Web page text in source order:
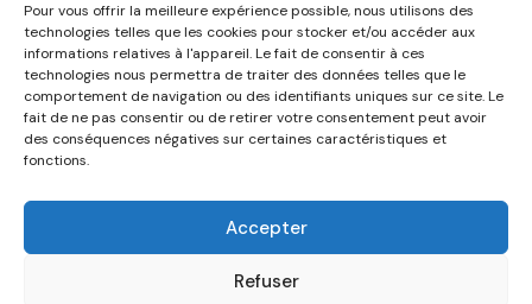
Pour vous offrir la meilleure expérience possible, nous utilisons des
technologies telles que les cookies pour stocker et/ou accéder aux
informations relatives à l'appareil. Le fait de consentir à ces
technologies nous permettra de traiter des données telles que le
comportement de navigation ou des identifiants uniques sur ce site. Le
fait de ne pas consentir ou de retirer votre consentement peut avoir
des conséquences négatives sur certaines caractéristiques et
fonctions.
Accepter
Refuser
J8Y
Politique de confidentialité Termes et conditions
Politique de cookies